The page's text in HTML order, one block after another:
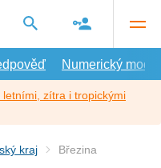
Numerický model
zítra i tropickými
kraj Březina